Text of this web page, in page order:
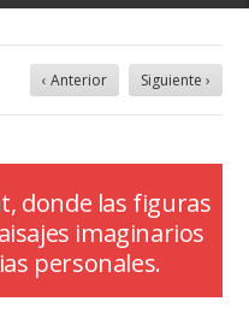
‹ Anterior Siguiente ›
donde las figuras
imaginarios
personales.